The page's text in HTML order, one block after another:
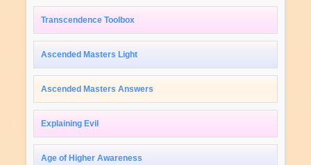
Transcendence Toolbox
Ascended Masters Light
Ascended Masters Answers
Explaining Evil
Age of Higher Awareness